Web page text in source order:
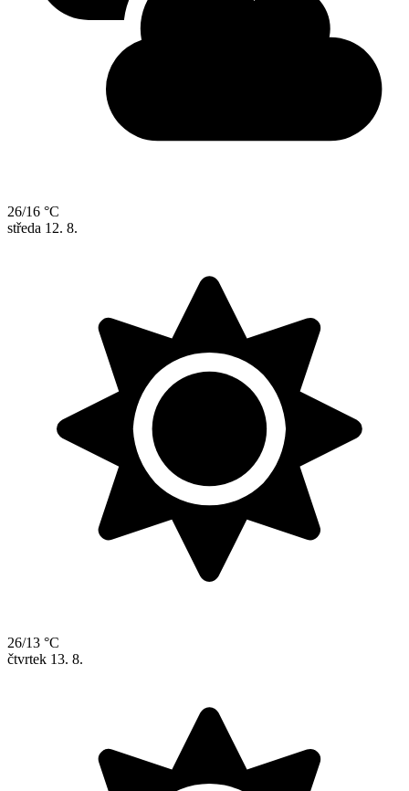
26/16 °C
středa 12. 8.
26/13 °C
čtvrtek 13. 8.